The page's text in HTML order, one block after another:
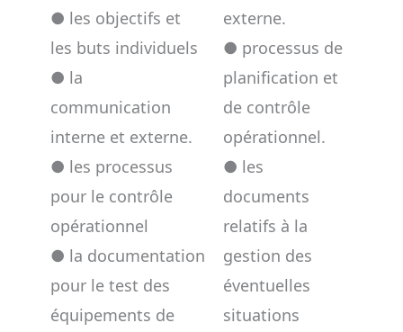
● les objectifs et
les buts individuels
● la
communication
interne et externe.
● les processus
pour le contrôle
opérationnel
● la documentation
pour le test des
équipements de
externe.
● processus de
planification et
de contrôle
opérationnel.
● les
documents
relatifs à la
gestion des
éventuelles
situations